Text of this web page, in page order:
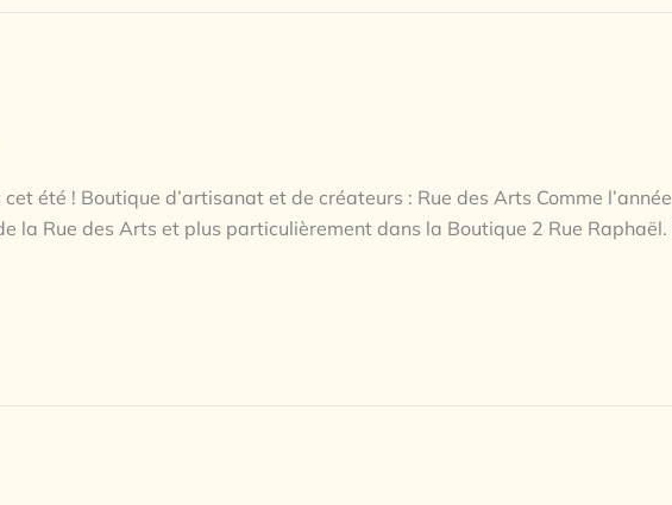
été ! Boutique d’artisanat et de créateurs : Rue des Arts Comme
la Rue des Arts et plus particulièrement dans la Boutique 2 Rue